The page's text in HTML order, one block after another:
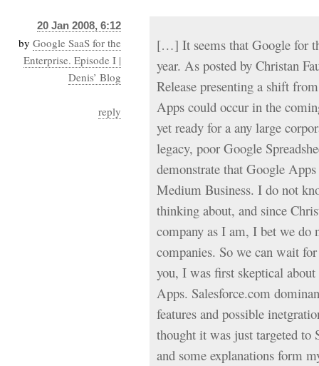
20 Jan 2008, 6:12
by Google SaaS for the
Enterprise. Episode I |
Denis’ Blog
reply
[…] It seems that Google for
year. As posted by Christan
Release presenting a shift
Apps could occur in the
yet ready for a any large
legacy, poor Google
demonstrate that Google
Medium Business. I do not
thinking about, and since
company as I am, I bet we do
companies. So we can wait
you, I was first skeptical
Apps. Salesforce.com
features and possible
thought it was just targeted
and some explanations form
Web-2.0Web-
Sémantique
économieécriture
Archives